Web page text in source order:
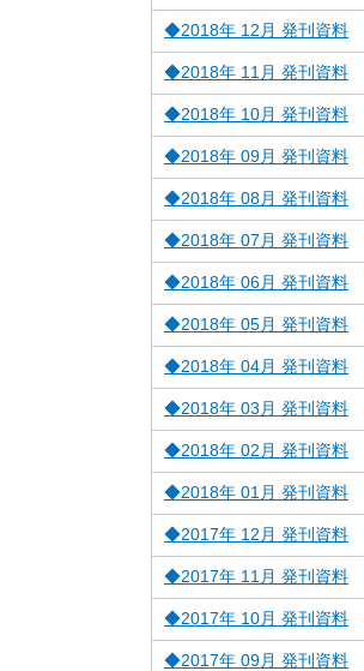
◆2018年 12月 発刊資料
◆2018年 11月 発刊資料
◆2018年 10月 発刊資料
◆2018年 09月 発刊資料
◆2018年 08月 発刊資料
◆2018年 07月 発刊資料
◆2018年 06月 発刊資料
◆2018年 05月 発刊資料
◆2018年 04月 発刊資料
◆2018年 03月 発刊資料
◆2018年 02月 発刊資料
◆2018年 01月 発刊資料
◆2017年 12月 発刊資料
◆2017年 11月 発刊資料
◆2017年 10月 発刊資料
◆2017年 09月 発刊資料